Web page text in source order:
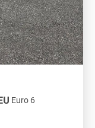
Euro 6